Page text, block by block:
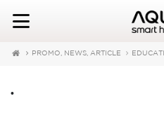
PROMO, NEWS, ARTICLE
•